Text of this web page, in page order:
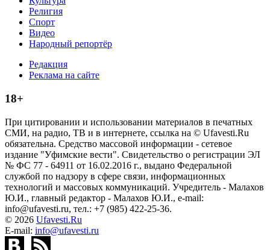
Религия
Спорт
Видео
Народный репортёр
Редакция
Реклама на сайте
18+
При цитировании и использовании материалов в печатных
СМИ, на радио, ТВ и в интернете, ссылка на © Ufavesti.Ru
обязательна. Средство массовой информации - сетевое
издание "Уфимские вести". Свидетельство о регистрации ЭЛ
№ ФС 77 - 64911 от 16.02.2016 г., выдано Федеральной
службой по надзору в сфере связи, информационных
технологий и массовых коммуникаций. Учредитель - Малахов
Ю.И., главный редактор - Малахов Ю.И., e-mail:
info@ufavesti.ru, тел.: +7 (985) 422-25-36.
© 2026 Ufavesti.Ru
E-mail: info@ufavesti.ru